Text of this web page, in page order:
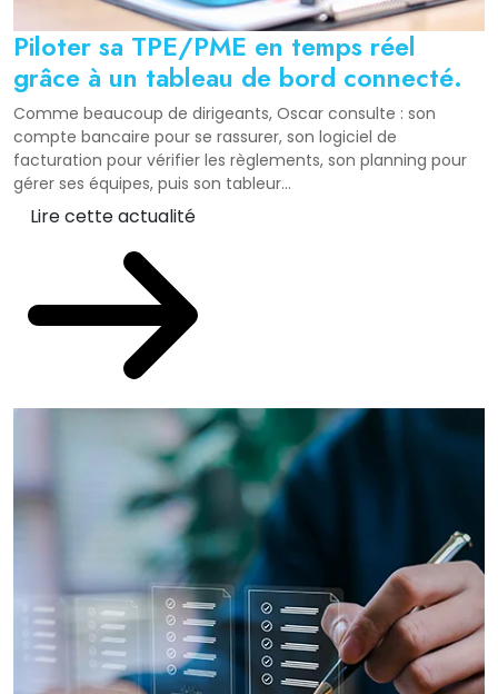
Piloter sa TPE/PME en temps réel
grâce à un tableau de bord connecté.
Comme beaucoup de dirigeants, Oscar consulte : son
compte bancaire pour se rassurer, son logiciel de
facturation pour vérifier les règlements, son planning pour
gérer ses équipes, puis son tableur...
Lire cette actualité